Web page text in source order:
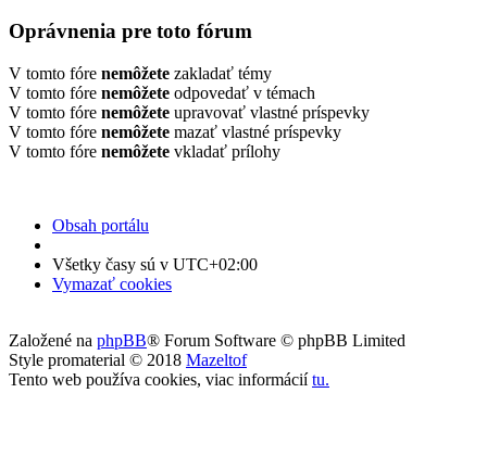
Oprávnenia pre toto fórum
V tomto fóre nemôžete zakladať témy
V tomto fóre nemôžete odpovedať v témach
V tomto fóre nemôžete upravovať vlastné príspevky
V tomto fóre nemôžete mazať vlastné príspevky
V tomto fóre nemôžete vkladať prílohy
Obsah portálu
Všetky časy sú v UTC+02:00
Vymazať cookies
Založené na phpBB® Forum Software © phpBB Limited
Style promaterial © 2018 Mazeltof
Tento web používa cookies, viac informáciítu.